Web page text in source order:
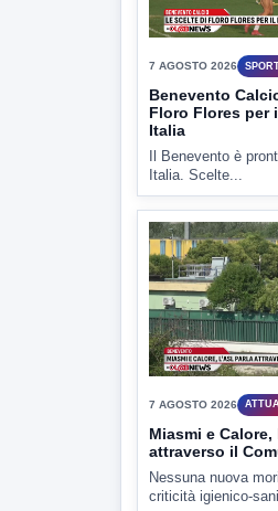
7 AGOSTO 2026
Benevento
Floro Flores per
Italia
Il Benevento è
Italia. Scelte...
7 AGOSTO 2026
Miasmi e
attraverso il
Nessuna nuova
criticità igienico-